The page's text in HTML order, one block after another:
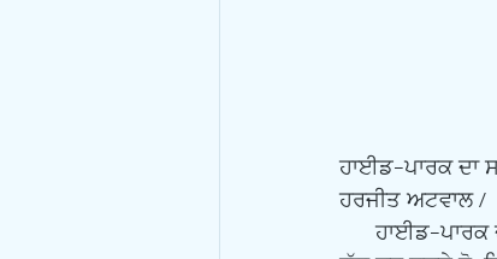
ਹਾਈਡ-ਪਾਰਕ ਦਾ
ਹਰਜੀਤ ਅਟਵਾਲ /
      ਹਾਈਡ-ਪਾਰਕ ਦੇ ਸਪੀਕਰਜ਼-ਕਾਰਨਰ ਬਾਰੇ ਮੈਂ ਕਾਲਜ ਸਮੇਂ ਆਪਣੇ ਕੋਰਸ ਵਿੱਚ ਪੜ੍ਹਿਆ ਸੀ, ਜਿਥੇ ਤੁਸੀਂ ਮਨ ਦੀ